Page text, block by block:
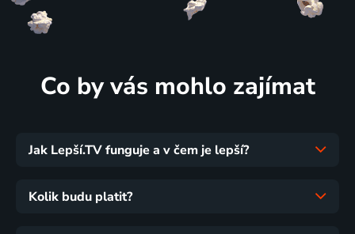
Co by vás mohlo zajímat
Jak Lepší.TV funguje a v čem je lepší?
Kolik budu platit?